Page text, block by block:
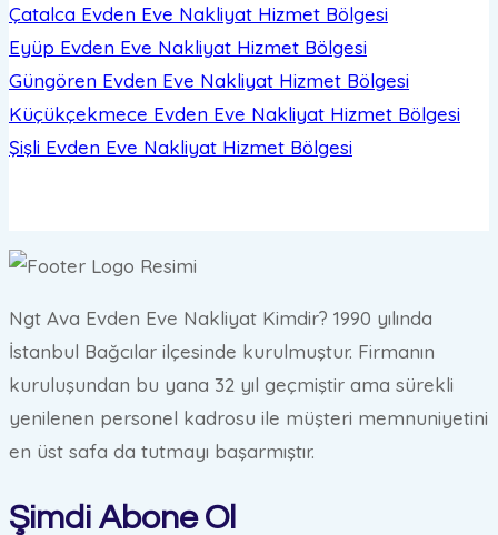
Çatalca Evden Eve Nakliyat Hizmet Bölgesi
Eyüp Evden Eve Nakliyat Hizmet Bölgesi
Güngören Evden Eve Nakliyat Hizmet Bölgesi
Küçükçekmece Evden Eve Nakliyat Hizmet Bölgesi
Şişli Evden Eve Nakliyat Hizmet Bölgesi
Ngt Ava Evden Eve Nakliyat Kimdir? 1990 yılında
İstanbul Bağcılar ilçesinde kurulmuştur. Firmanın
kuruluşundan bu yana 32 yıl geçmiştir ama sürekli
yenilenen personel kadrosu ile müşteri memnuniyetini
en üst safa da tutmayı başarmıştır.
Şimdi Abone Ol